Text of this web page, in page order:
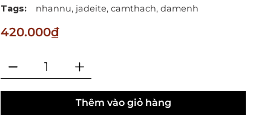
Tags: nhannu, jadeite, camthach, damenh
420.000₫
Thêm vào giỏ hàng